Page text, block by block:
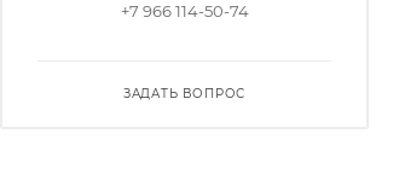
+7 966 114-50-74
ЗАДАТЬ ВОПРОС